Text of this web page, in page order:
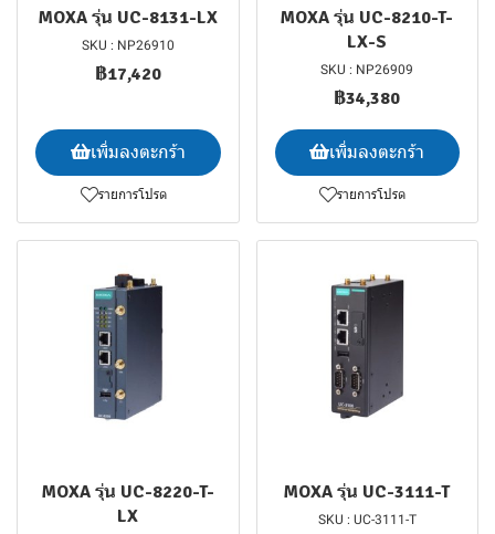
MOXA รุ่น UC-8131-LX
SKU : NP26910
฿17,420
เพิ่มลงตะกร้า
รายการโปรด
MOXA รุ่น UC-8210-T-
LX-S
SKU : NP26909
฿34,380
เพิ่มลงตะกร้า
รายการโปรด
MOXA รุ่น UC-8220-T-
LX
MOXA รุ่น UC-3111-T
SKU : UC-3111-T